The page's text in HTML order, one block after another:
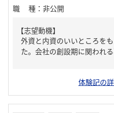
職種 ： 非公開
【志望動機】
外資と内資のいいところを
た。会社の創設期に関われ
体験記の